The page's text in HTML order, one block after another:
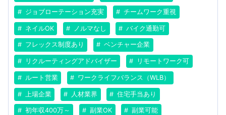
ジョブローテーション充実 チームワーク重視
ネイルOK ノルマなし バイク通勤可
フレックス制度あり ベンチャー企業
リクルーティングアドバイザー リモートワーク可
ルート営業 ワークライフバランス（WLB）
上場企業 人材業界 住宅手当あり
初年収400万～ 副業OK 副業可能